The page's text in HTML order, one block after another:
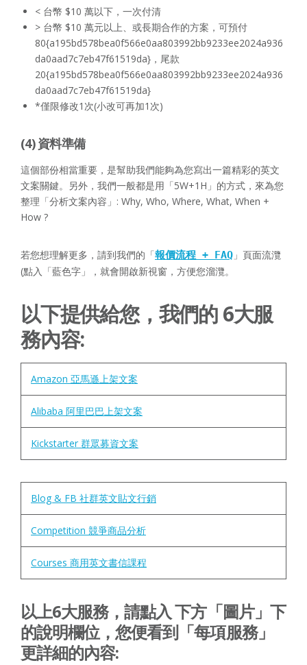
< 台幣 $10 萬以下，一次付清
> 台幣 $10 萬元以上、或長期合作的方案，可預付
80{a195bd578bea0f566e0aa803992bb9233ee2024a936
da0aad7c7eb47f61519da}，尾款
20{a195bd578bea0f566e0aa803992bb9233ee2024a936
da0aad7c7eb47f61519da}
*僅限修改1次(小改可再加1次)
(4) 資料準備
這個部份相當重要，是幫助我們能夠為您寫出一篇精彩的英文
文案關鍵。另外，我們一般都是用「5W+1H」的方式，來為您
整理「分析文案內容」: Why, Who, Where, What, When +
How ?
若您想理解更多，請到我們的「報價流程 + FAQ 」頁面流灠
(點入「藍色字」，就會開啟新視窗，方便您溜灠。
以下提供給您，我們的 6大服
務內容:
Amazon 亞馬遜上架文案
Alibaba 阿里巴巴上架文案
Kickstarter 群眾募資文案
Blog & FB 社群英文貼文行銷
Competition 競爭商品分析
Courses 商用英文書信課程
以上6大服務，請點入 下方「圖片」下
的說明欄位，您便看到「每項服務」
更詳細的內容: